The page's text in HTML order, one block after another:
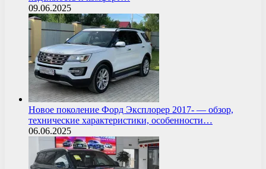
09.06.2025
Новое поколение Форд Эксплорер 2017- — обзор,
технические характеристики, особенности…
06.06.2025